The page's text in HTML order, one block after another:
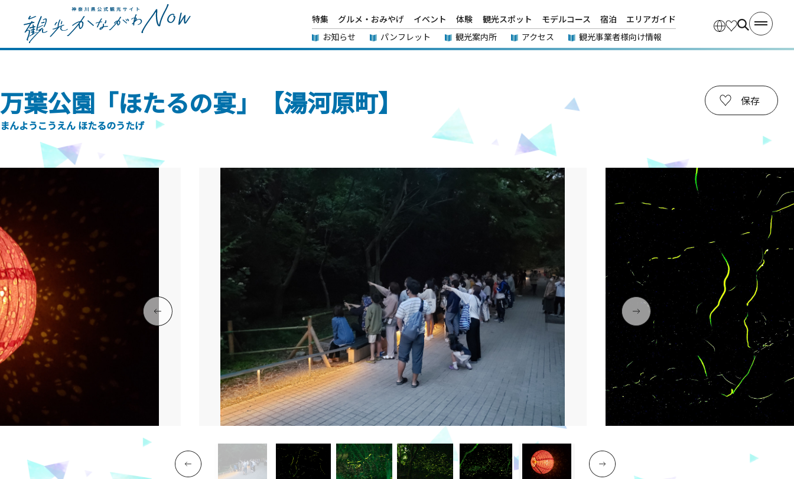
特集 グルメ・おみやげ イベント 体験 観光スポット モデルコース 宿泊
エリアガイド
お知らせ
パンフレット 観光案内所 アクセス 観光事業者様向け情報
万葉公園「ほたるの宴」【湯河原町】
まんようこうえん ほたるのうたげ
保存